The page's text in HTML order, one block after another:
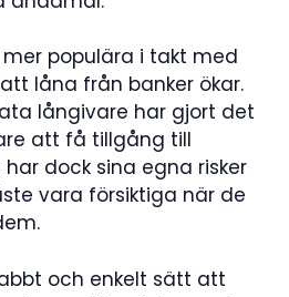
populära i takt med
låna från banker ökar.
långivare har gjort det
att få tillgång till
har dock sina egna risker
vara försiktiga när de
och enkelt sätt att